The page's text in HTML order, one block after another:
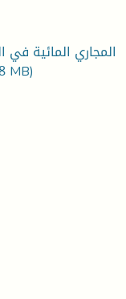
المجاري المائية في
MB)